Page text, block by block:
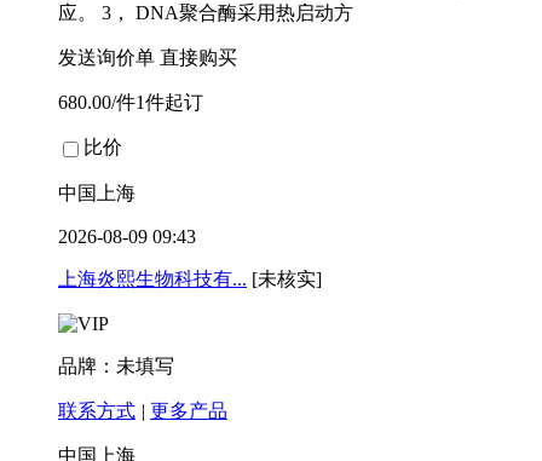
应。 3， DNA聚合酶采用热启动方
发送询价单 直接购买
680.00/件1件起订
比价
中国上海
2026-08-09 09:43
上海炎熙生物科技有... [未核实]
品牌：未填写
联系方式 | 更多产品
中国上海